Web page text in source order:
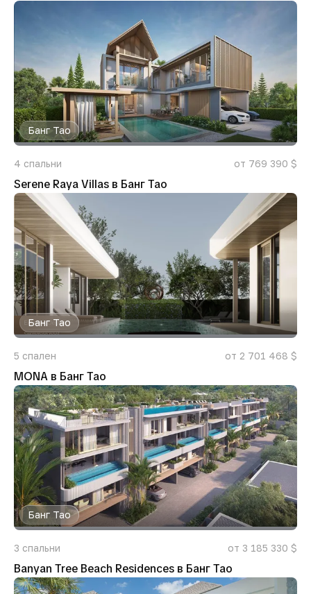
Банг Тао
4 спальни от 769 390 $
Serene Raya Villas в Банг Тао
Банг Тао
5 спален от 2 701 468 $
MONA в Банг Тао
Банг Тао
3 спальни от 3 185 330 $
Banyan Tree Beach Residences в Банг Тао